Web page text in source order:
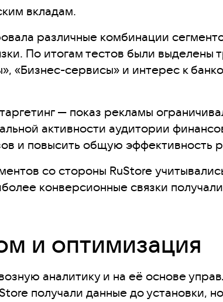
вкладам.
различные комбинации
По итогам тестов были выделены
«Бизнес-сервисы» и интерес к
— показ рекламы
активности аудитории
и повысить общую эффективность
со стороны RuStore
конверсионные связки
и оптимизация
аналитику и на её основе
получали данные до установки,